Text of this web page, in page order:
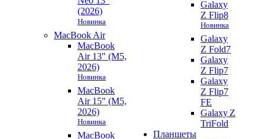
(2026)
Новинка
MacBook Air
MacBook
Air 13" (M5,
2026)
Новинка
MacBook
Air 15" (M5,
2026)
Новинка
MacBook
Galaxy
Z Flip8
Новинка
Galaxy
Z Fold7
Galaxy
Z Flip7
Galaxy
Z Flip7
FE
Galaxy Z
TriFold
Планшеты